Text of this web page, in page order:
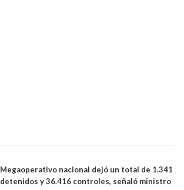
Megaoperativo nacional dejó un total de 1.341
detenidos y 36.416 controles, señaló ministro